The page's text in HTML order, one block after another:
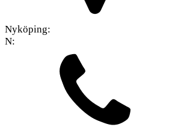
Nyköping:
N: